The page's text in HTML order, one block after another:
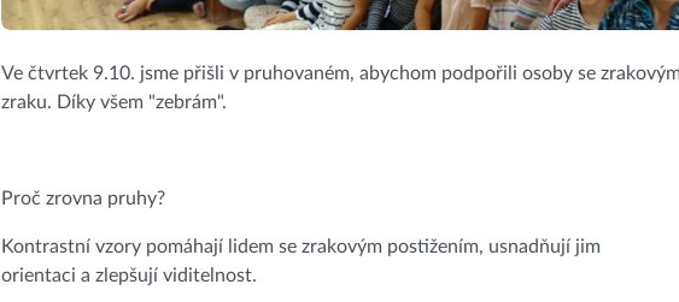
Ve čtvrtek 9.10. jsme přišli v pruhovaném, abychom podpořili osoby se
zraku. Díky všem "zebrám".
Proč zrovna pruhy?
Kontrastní vzory pomáhají lidem se zrakovým postižením, usnadňují jim
orientaci a zlepšují viditelnost.